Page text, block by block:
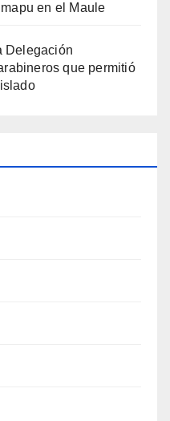
en el Maule
Delegación
que permitió